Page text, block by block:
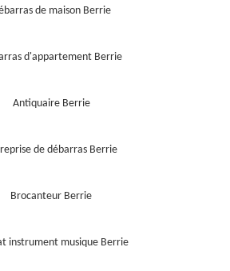
de maison Berrie
d'appartement Berrie
Antiquaire Berrie
de débarras Berrie
Brocanteur Berrie
instrument musique Berrie